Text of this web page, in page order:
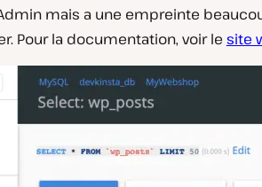
mais a une empreinte
Pour la documentation, voir le site